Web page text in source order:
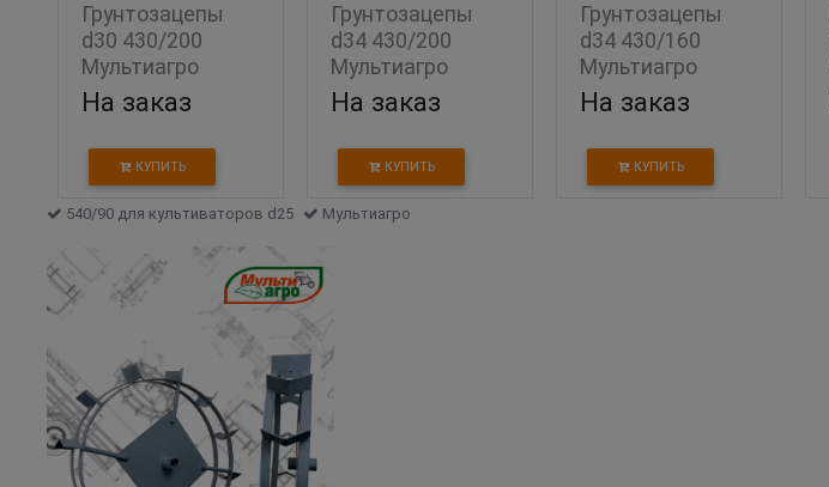
Грунтозацепы
d30 430/200
Мультиагро
На заказ
КУПИТЬ
Грунтозацепы
d34 430/200
Мультиагро
На заказ
КУПИТЬ
Грунтозацепы
d34 430/160
Мультиагро
На заказ
КУПИТЬ
540/90 для культиваторов d25 Мультиагро